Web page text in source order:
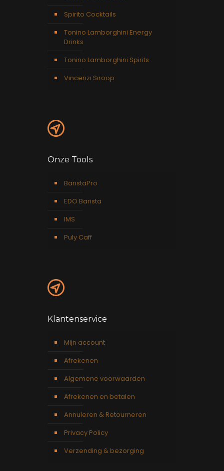
Spirito Cocktails
Tonino Lamborghini Energy
Drinks
Tonino Lamborghini Spirits
Vincenzi Siroop
Onze Tools
BaristaPro
EDO Barista
IMS
Puly Caff
Klantenservice
Mijn account
Afrekenen
Algemene voorwaarden
Afrekenen en betalen
Annuleren & Retourneren
Privacy Policy
Verzending & bezorging